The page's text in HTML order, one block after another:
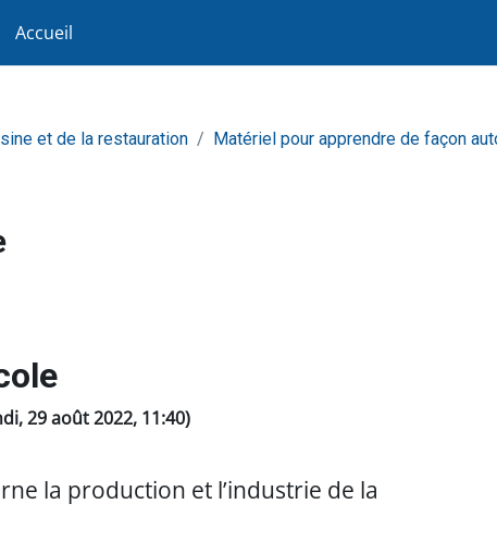
Accueil
et de la restauration Matériel pour apprendre de façon
29 août 2022, 11:40)
la production et l’industrie de la